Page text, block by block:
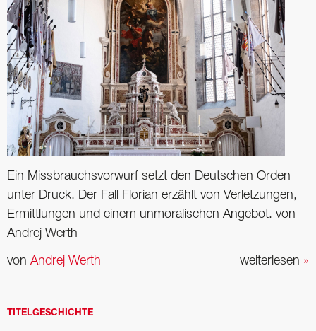
Ein Missbrauchsvorwurf setzt den ­Deutschen Orden
unter Druck. Der Fall ­Florian erzählt von Verletzungen,
Ermittlungen und einem unmoralischen Angebot. von
Andrej Werth
weiterlesen »
von Andrej Werth
TITELGESCHICHTE